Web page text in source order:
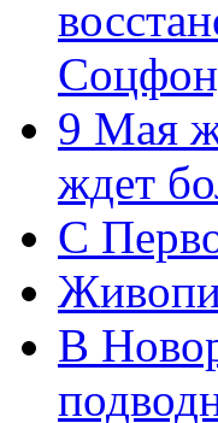
9 Мая
ждет
C
В